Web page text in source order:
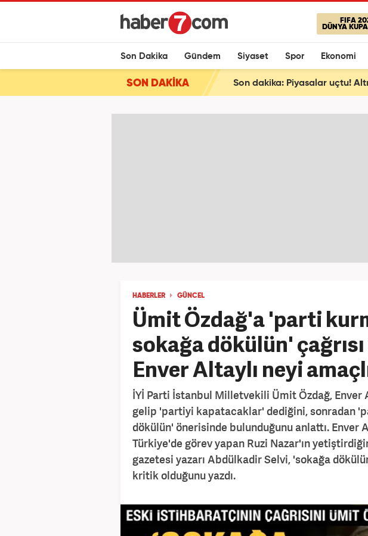
FIFA
DÜNYA
Son Dakika Gündem Siyaset Spor Ekonomi
SON DAKİKA Son dakika: Piyasalar uçtu!
HABERLER GÜNCEL
Ümit Özdağ'a 'parti
sokağa dökülün'
Enver Altaylı neyi
İYİ Parti İstanbul Milletvekili Ümit Özdağ, Enver
gelip 'partiyi kapatacaklar' dediğini, sonradan
dökülün' önerisinde bulunduğunu anlattı. Enver
Türkiye'de görev yapan Ruzi Nazar'ın
gazetesi yazarı Abdülkadir Selvi, 'sokağa
kritik olduğunu yazdı.